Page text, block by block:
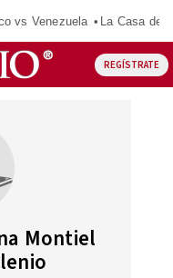
vs Venezuela La Casa de
REGÍSTRATE
Montiel